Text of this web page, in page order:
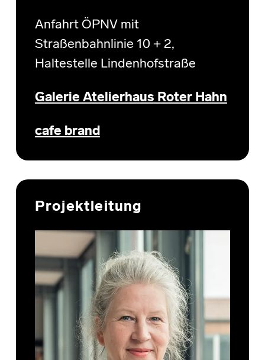
Anfahrt ÖPNV mit
Straßenbahnlinie 10 + 2,
Haltestelle Lindenhofstraße
Galerie Atelierhaus Roter Hahn
cafe brand
Projektleitung